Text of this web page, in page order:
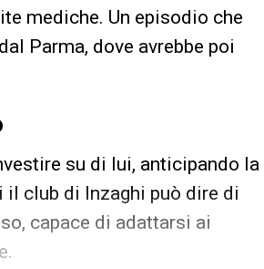
mediche. Un episodio che
Parma, dove avrebbe poi
su di lui, anticipando la
club di Inzaghi può dire di
capace di adattarsi ai